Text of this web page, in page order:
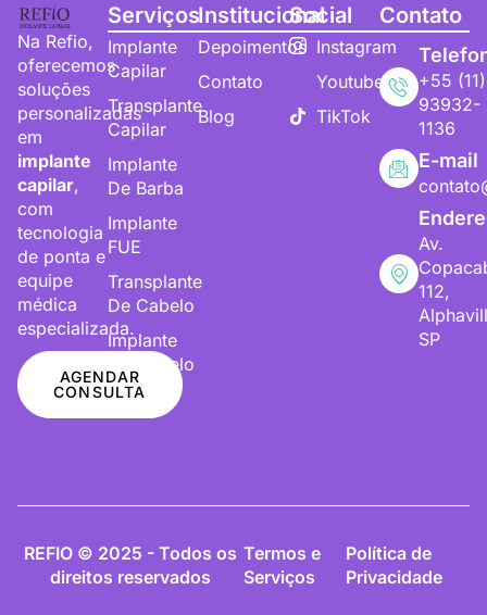
Na Refio,
oferecemos
soluções
personalizadas
em
implante
capilar,
com
tecnologia
de ponta e
equipe
médica
especializada.
AGENDAR
CONSULTA
Serviços
Implante
Capilar
Transplante
Capilar
Implante
De Barba
Implante
FUE
Transplante
De Cabelo
Implante
De Cabelo
Institucional
Depoimentos
Contato
Blog
Social
Instagram
Youtube
TikTok
Contato
+55 (11)
93932-
1136
E-mail
Av.
112,
SP
REFIO © 2025 - Todos os
direitos reservados
Termos e
Serviços
Política de
Privacidade